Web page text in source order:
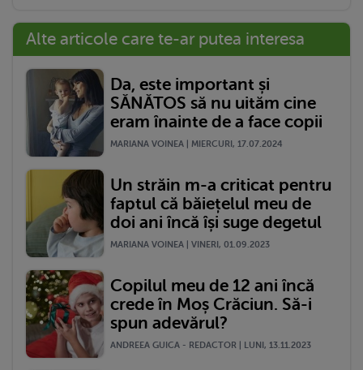
Alte articole care te-ar putea interesa
Da, este important și
SĂNĂTOS să nu uităm cine
eram înainte de a face copii
MARIANA VOINEA | MIERCURI, 17.07.2024
Un străin m-a criticat pentru
faptul că băiețelul meu de
doi ani încă își suge degetul
MARIANA VOINEA | VINERI, 01.09.2023
Copilul meu de 12 ani încă
crede în Moș Crăciun. Să-i
spun adevărul?
ANDREEA GUICA - REDACTOR | LUNI, 13.11.2023